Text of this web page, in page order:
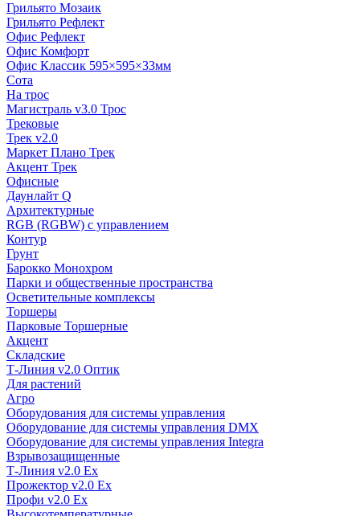
Грильято Мозаик
Грильято Рефлект
Офис Рефлект
Офис Комфорт
Офис Классик 595×595×33мм
Сота
На трос
Магистраль v3.0 Трос
Трековые
Трек v2.0
Маркет Плано Трек
Акцент Трек
Офисные
Даунлайт Q
Архитектурные
RGB (RGBW) с управлением
Контур
Грунт
Барокко Монохром
Парки и общественные пространства
Осветительные комплексы
Торшеры
Парковые Торшерные
Акцент
Складские
Т-Линия v2.0 Оптик
Для растений
Агро
Оборудования для системы управления
Оборудование для системы управления DMX
Оборудование для системы управления Integra
Взрывозащищенные
Т-Линия v2.0 Ex
Прожектор v2.0 Ex
Профи v2.0 Ex